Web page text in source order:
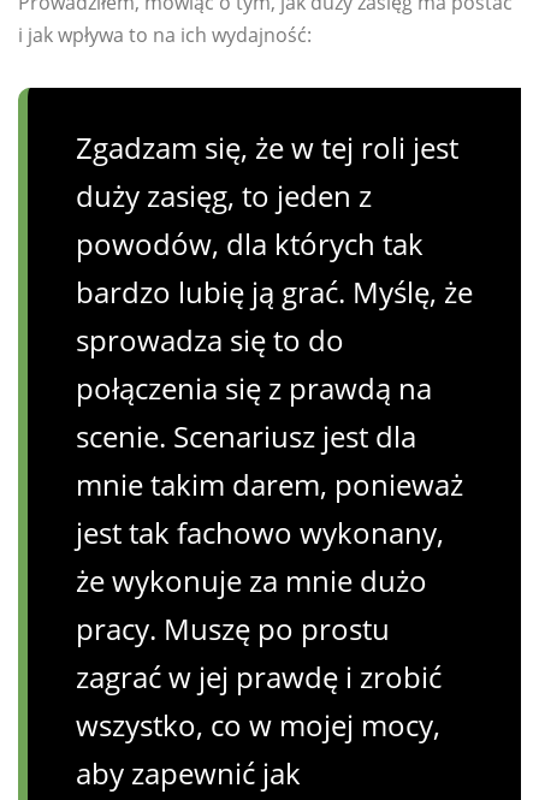
i jak wpływa to na ich wydajność:
Zgadzam się, że w tej roli jest
duży zasięg, to jeden z
powodów, dla których tak
bardzo lubię ją grać. Myślę, że
sprowadza się to do
połączenia się z prawdą na
scenie. Scenariusz jest dla
mnie takim darem, ponieważ
jest tak fachowo wykonany,
że wykonuje za mnie dużo
pracy. Muszę po prostu
zagrać w jej prawdę i zrobić
wszystko, co w mojej mocy,
aby zapewnić jak